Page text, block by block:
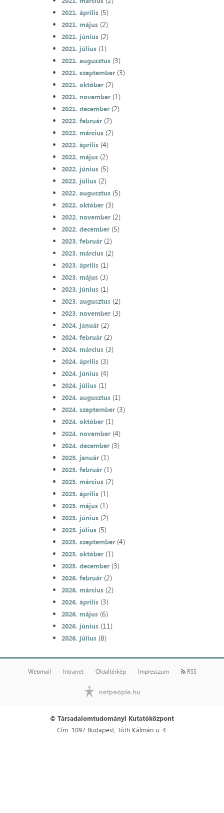
2021. április(5)
2021. május(2)
2021. június(2)
2021. július(1)
2021. augusztus(3)
2021. szeptember(3)
2021. október(2)
2021. november(1)
2021. december(2)
2022. február(2)
2022. március(2)
2022. április(4)
2022. május(2)
2022. június(5)
2022. július(2)
2022. augusztus(5)
2022. október(3)
2022. november(2)
2022. december(5)
2023. február(2)
2023. március(2)
2023. április(1)
2023. május(3)
2023. június(1)
2023. augusztus(2)
2023. november(3)
2024. január(2)
2024. február(2)
2024. március(3)
2024. április(3)
2024. június(4)
2024. július(1)
2024. augusztus(1)
2024. szeptember(3)
2024. október(1)
2024. november(4)
2024. december(3)
2025. január(1)
2025. február(1)
2025. március(2)
2025. április(1)
2025. május(1)
2025. június(2)
2025. július(5)
2025. szeptember(4)
2025. október(1)
2025. december(3)
2026. február(2)
2026. március(2)
2026. április(3)
2026. május(6)
2026. június(11)
2026. július(8)
Webmail Intranet Oldaltérkép Impresszum RSS
© Társadalomtudományi Kutatóközpont
Cím: 1097 Budapest, Tóth Kálmán u. 4.